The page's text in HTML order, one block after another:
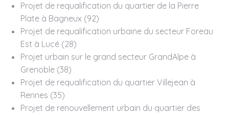
Projet de requalification du quartier de la Pierre
Plate à Bagneux (92)
Projet de requalification urbaine du secteur Foreau
Est à Lucé (28)
Projet urbain sur le grand secteur GrandAlpe à
Grenoble (38)
Projet de requalification du quartier Villejean à
Rennes (35)
Projet de renouvellement urbain du quartier des